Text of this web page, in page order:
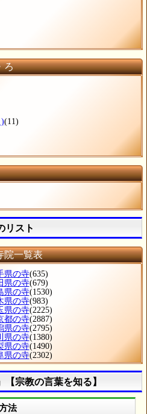
ろ
(11)
リスト
院一覧表
県の寺(635)
県の寺(679)
県の寺(1530)
県の寺(983)
県の寺(2225)
都の寺(2887)
県の寺(2795)
県の寺(1380)
県の寺(1490)
県の寺(2302)
【宗教の言葉を知る】
法